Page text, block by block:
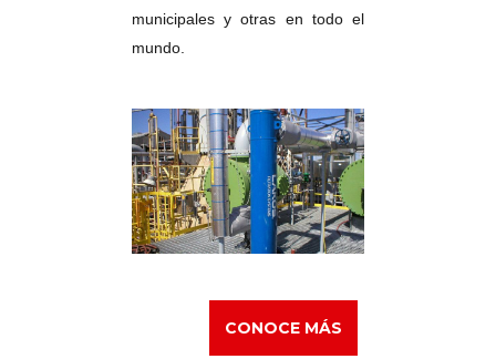
municipales y otras en todo el
mundo.
CONOCE MÁS